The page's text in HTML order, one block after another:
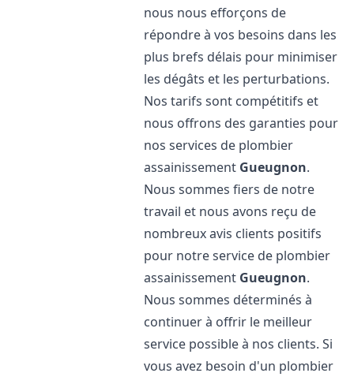
nous nous efforçons de
répondre à vos besoins dans les
plus brefs délais pour minimiser
les dégâts et les perturbations.
Nos tarifs sont compétitifs et
nous offrons des garanties pour
nos services de plombier
assainissement Gueugnon.
Nous sommes fiers de notre
travail et nous avons reçu de
nombreux avis clients positifs
pour notre service de plombier
assainissement Gueugnon.
Nous sommes déterminés à
continuer à offrir le meilleur
service possible à nos clients. Si
vous avez besoin d'un plombier